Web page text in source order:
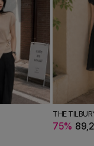
THE TILBURY
46,920
THE
75%